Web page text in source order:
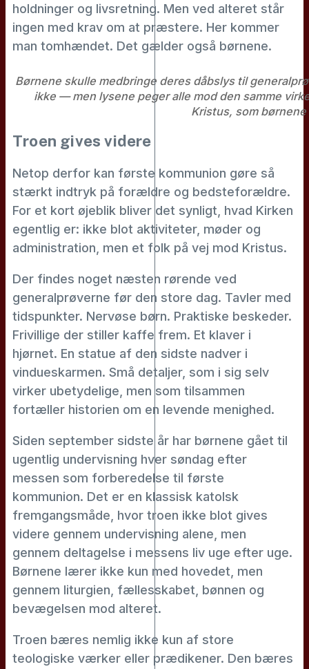
holdninger og livsretning. Men ved alteret står
ingen med krav om at præstere. Her kommer
man tomhændet. Det gælder også børnene.
Børnene skulle medbringe deres dåbslys til
ikke — men lysene peger alle mod den samme
Kristus, som
Troen gives videre
Netop derfor kan første kommunion gøre så
stærkt indtryk på forældre og bedsteforældre.
For et kort øjeblik bliver det synligt, hvad Kirken
egentlig er: ikke blot aktiviteter, møder og
administration, men et folk på vej mod Kristus.
Der findes noget næsten rørende ved
generalprøverne før den store dag. Tavler med
tidspunkter. Nervøse børn. Praktiske beskeder.
Frivillige der stiller kaffe frem. Et klaver i
hjørnet. En statue af den sidste nadver i
vindueskarmen. Små detaljer, som i sig selv
virker ubetydelige, men som tilsammen
fortæller historien om en levende menighed.
Siden september sidste år har børnene gået til
ugentlig undervisning hver søndag efter
messen som forberedelse til første
kommunion. Det er en klassisk katolsk
fremgangsmåde, hvor troen ikke blot gives
videre gennem undervisning alene, men
gennem deltagelse i messens liv uge efter uge.
Børnene lærer ikke kun med hovedet, men
gennem liturgien, fællesskabet, bønnen og
bevægelsen mod alteret.
Troen bæres nemlig ikke kun af store
teologiske værker eller prædikener. Den bæres